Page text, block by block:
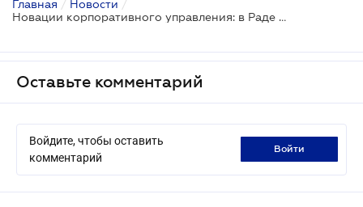
Главная / Новости /
Новации корпоративного управления: в Раде предлагают новые правила для ООО и АО
Оставьте комментарий
Войдите, чтобы оставить
комментарий
войти